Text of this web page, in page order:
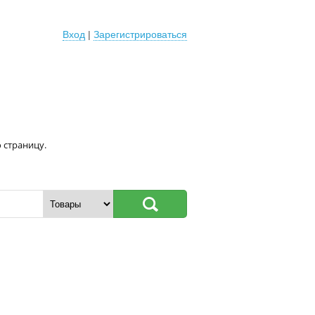
Вход | Зарегистрироваться